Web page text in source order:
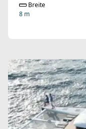
Breite
8 m